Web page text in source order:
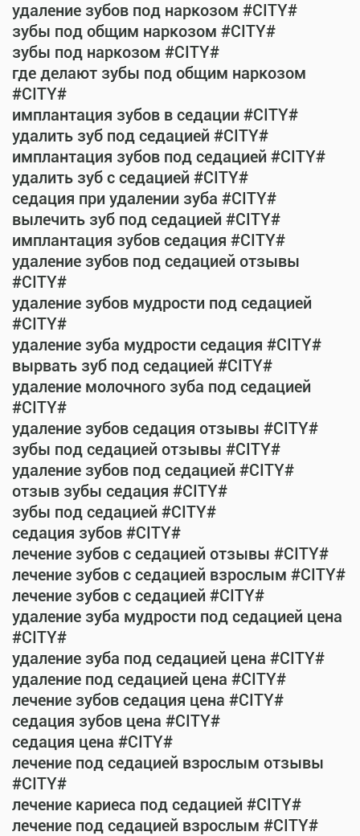
удаление зубов под наркозом #CITY#
зубы под общим наркозом #CITY#
зубы под наркозом #CITY#
где делают зубы под общим наркозом
#CITY#
имплантация зубов в седации #CITY#
удалить зуб под седацией #CITY#
имплантация зубов под седацией #CITY#
удалить зуб с седацией #CITY#
седация при удалении зуба #CITY#
вылечить зуб под седацией #CITY#
имплантация зубов седация #CITY#
удаление зубов под седацией отзывы
#CITY#
удаление зубов мудрости под седацией
#CITY#
удаление зуба мудрости седация #CITY#
вырвать зуб под седацией #CITY#
удаление молочного зуба под седацией
#CITY#
удаление зубов седация отзывы #CITY#
зубы под седацией отзывы #CITY#
удаление зубов под седацией #CITY#
отзыв зубы седация #CITY#
зубы под седацией #CITY#
седация зубов #CITY#
лечение зубов с седацией отзывы #CITY#
лечение зубов с седацией взрослым #CITY#
лечение зубов с седацией #CITY#
удаление зуба мудрости под седацией цена
#CITY#
удаление зуба под седацией цена #CITY#
удаление под седацией цена #CITY#
лечение зубов седация цена #CITY#
седация зубов цена #CITY#
седация цена #CITY#
лечение под седацией взрослым отзывы
#CITY#
лечение кариеса под седацией #CITY#
лечение под седацией взрослым #CITY#